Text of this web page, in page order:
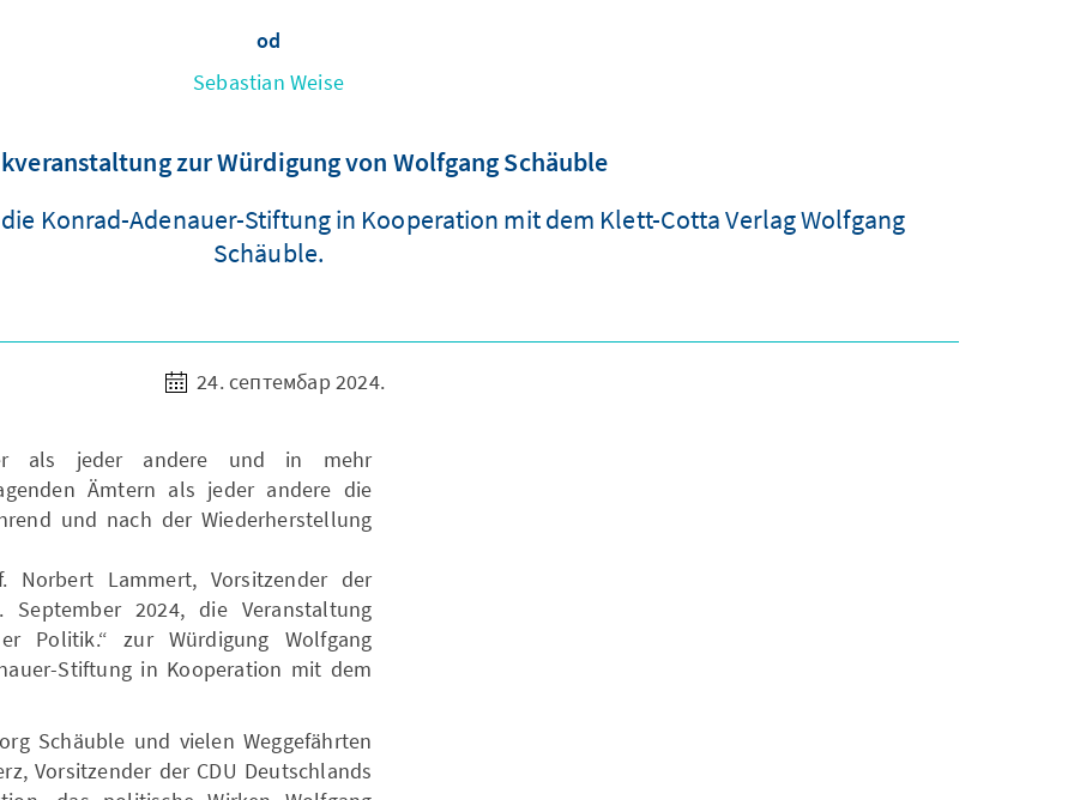
od
Sebastian Weise
zur Würdigung von Wolfgang Schäuble
Konrad-Adenauer-Stiftung in Kooperation mit dem Klett-Cotta Verlag Wolfgang
Schäuble.
24. септембар 2024.
als jeder andere und in mehr
Ämtern als jeder andere die
und nach der Wiederherstellung
Norbert Lammert, Vorsitzender der
September 2024, die Veranstaltung
Politik.“ zur Würdigung Wolfgang
Stiftung in Kooperation mit dem
Schäuble und vielen Weggefährten
Vorsitzender der CDU Deutschlands